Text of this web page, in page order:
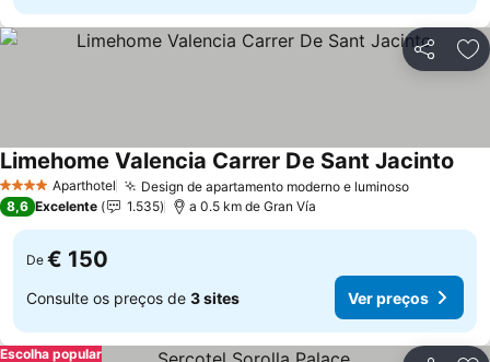
Partilhar
4 EstrelasAparthotel Design de apartamento moderno e luminoso
Limehome Valencia Carrer De Sant Jacinto
8,6 Excelente 1.535 a 0.5 km de Gran Vía
De € 150
Consulte os preços de 3 sites Ver preços
Escolha popular